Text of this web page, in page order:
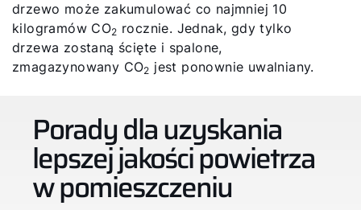
drzewo może zakumulować co najmniej 10
kilogramów CO2 rocznie. Jednak, gdy tylko
drzewa zostaną ścięte i spalone,
zmagazynowany CO2 jest ponownie uwalniany.
Porady dla uzyskania
lepszej jakości powietrza
w pomieszczeniu